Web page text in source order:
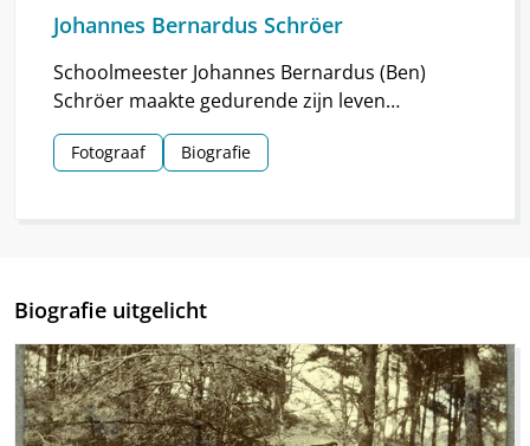
Johannes Bernardus Schröer
Schoolmeester Johannes Bernardus (Ben)
Schröer maakte gedurende zijn leven
haarscherpe foto’s in en om Nieuw-
Schoonebeek.
Fotograaf Biografie
Biografie uitgelicht